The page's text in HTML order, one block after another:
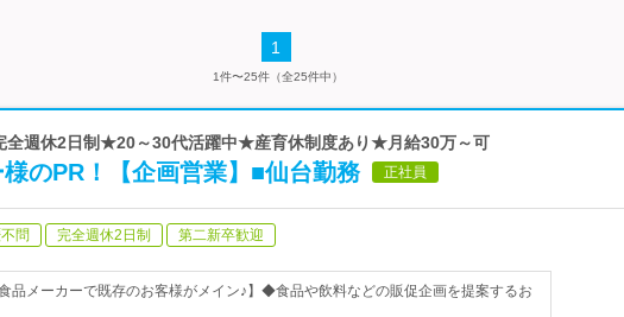
1
1件〜25件（全25件中）
全週休2日制★20～30代活躍中★産育休制度あり★月給30万～可
のPR！【企画営業】■仙台勤務 正社員
問 完全週休2日制 第二新卒歓迎
食品メーカーで既存のお客様がメイン♪】◆食品や飲料などの販促企画を提案するお